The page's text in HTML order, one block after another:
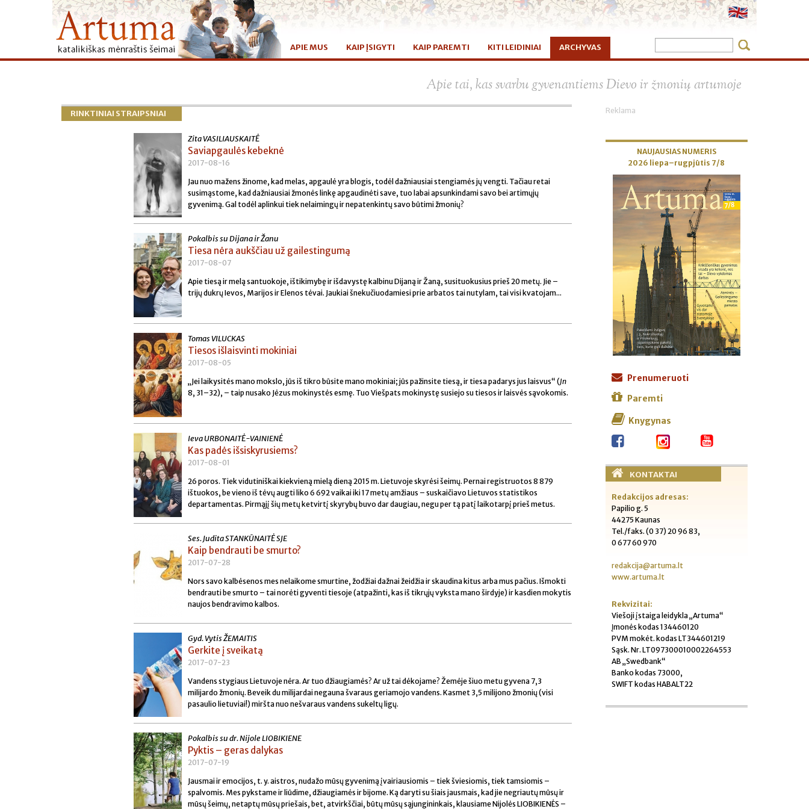
APIE MUS KAIP ĮSIGYTI KAIP PAREMTI KITI LEIDINIAI ARCHYVAS
Apie tai, kas svarbu gyvenantiems Dievo ir žmonių artumoje
RINKTINIAI STRAIPSNIAI
Zita VASILIAUSKAITĖ
Saviapgaulės kebeknė
2017-08-16
Jau nuo mažens žinome, kad melas, apgaulė yra blogis, todėl dažniausiai stengiamės jų vengti. Tačiau retai
susimąstome, kad dažniausiai žmonės linkę apgaudinėti save, tuo labai apsunkindami savo bei artimųjų
gyvenimą. Gal todėl aplinkui tiek nelaimingų ir nepatenkintų savo būtimi žmonių?
Pokalbis su Dijana ir Žanu
Tiesa nėra aukščiau už gailestingumą
2017-08-07
Apie tiesą ir melą santuokoje, ištikimybę ir išdavystę kalbinu Dijaną ir Žaną, susituokusius prieš 20 metų. Jie –
trijų dukrų Ievos, Marijos ir Elenos tėvai. Jaukiai šnekučiuodamiesi prie arbatos tai nutylam, tai visi kvatojam...
Tomas VILUCKAS
Tiesos išlaisvinti mokiniai
2017-08-05
„Jei laikysitės mano mokslo, jūs iš tikro būsite mano mokiniai; jūs pažinsite tiesą, ir tiesa padarys jus laisvus“ (Jn
8, 31–32), – taip nusako Jėzus mokinystės esmę. Tuo Viešpats mokinystę susiejo su tiesos ir laisvės sąvokomis.
Ieva URBONAITĖ-VAINIENĖ
Kas padės išsiskyrusiems?
2017-08-01
26 poros. Tiek vidutiniškai kiekvieną mielą dieną 2015 m. Lietuvoje skyrėsi šeimų. Pernai registruotos 8 879
ištuokos, be vieno iš tėvų augti liko 6 692 vaikai iki 17 metų amžiaus – suskaičiavo Lietuvos statistikos
departamentas. Pirmąjį šių metų ketvirtį skyrybų buvo dar daugiau, negu per tą patį laikotarpį prieš metus.
Ses. Judita STANKŪNAITĖ SJE
Kaip bendrauti be smurto?
2017-07-28
Nors savo kalbėsenos mes nelaikome smurtine, žodžiai dažnai žeidžia ir skaudina kitus arba mus pačius. Išmokti
bendrauti be smurto – tai norėti gyventi tiesoje (atpažinti, kas iš tikrųjų vyksta mano širdyje) ir kasdien mokytis
naujos bendravimo kalbos.
Gyd. Vytis ŽEMAITIS
Gerkite į sveikatą
2017-07-23
Vandens stygiaus Lietuvoje nėra. Ar tuo džiaugiamės? Ar už tai dėkojame? Žemėje šiuo metu gyvena 7,3
milijardo žmonių. Beveik du milijardai negauna švaraus geriamojo vandens. Kasmet 3,5 milijono žmonių (visi
pasaulio lietuviai!) miršta nuo nešvaraus vandens sukeltų ligų.
Pokalbis su dr. Nijole LIOBIKIENE
Pyktis – geras dalykas
2017-07-19
Jausmai ir emocijos, t. y. aistros, nudažo mūsų gyvenimą įvairiausiomis – tiek šviesiomis, tiek tamsiomis –
spalvomis. Mes pykstame ir liūdime, džiaugiamės ir bijome. Ką daryti su šiais jausmais, kad jie negriautų mūsų ir
mūsų šeimų, netaptų mūsų priešais, bet, atvirkščiai, būtų mūsų sąjungininkais, klausiame Nijolės LIOBIKIENĖS –
Reklama
NAUJAUSIAS NUMERIS
2026 liepa–rugpjūtis 7/8
Prenumeruoti
Paremti
Knygynas
KONTAKTAI
Redakcijos adresas:
Papilio g. 5
44275 Kaunas
Tel./faks. (0 37) 20 96 83,
0 677 60 970
redakcija@artuma.lt
www.artuma.lt
Rekvizitai:
Viešoji įstaiga leidykla „Artuma“
Įmonės kodas 134460120
PVM mokėt. kodas LT344601219
Sąsk. Nr. LT097300010002264553
AB „Swedbank“
Banko kodas 73000,
SWIFT kodas HABALT22